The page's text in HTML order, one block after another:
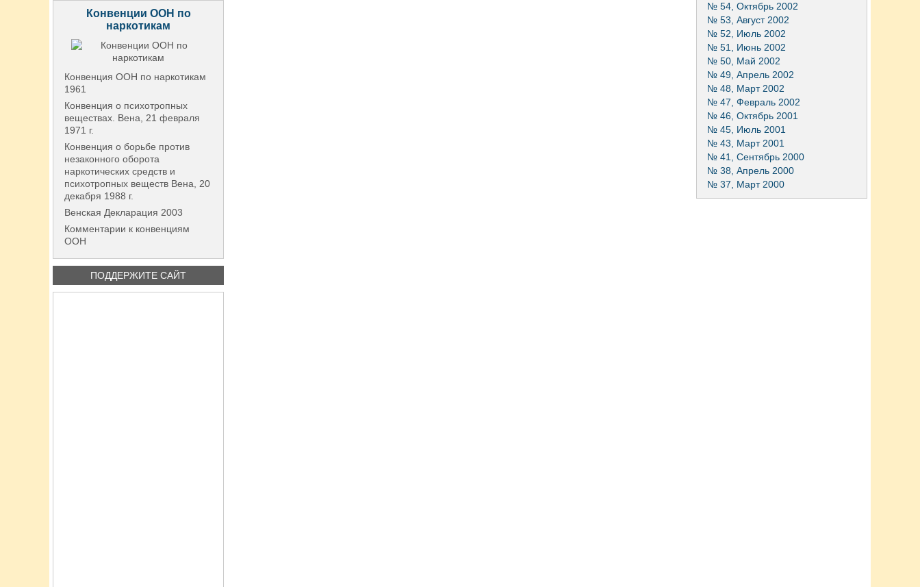
Конвенции ООН по
наркотикам
Конвенция ООН по наркотикам
1961
Конвенция о психотропных
веществах. Вена, 21 февраля
1971 г.
Конвенция о борьбе против
незаконного оборота
наркотических средств и
психотропных веществ Вена, 20
декабря 1988 г.
Венская Декларация 2003
Комментарии к конвенциям
ООН
ПОДДЕРЖИТЕ САЙТ
№ 54, Октябрь 2002
№ 53, Август 2002
№ 52, Июль 2002
№ 51, Июнь 2002
№ 50, Май 2002
№ 49, Апрель 2002
№ 48, Март 2002
№ 47, Февраль 2002
№ 46, Октябрь 2001
№ 45, Июль 2001
№ 43, Март 2001
№ 41, Сентябрь 2000
№ 38, Апрель 2000
№ 37, Март 2000